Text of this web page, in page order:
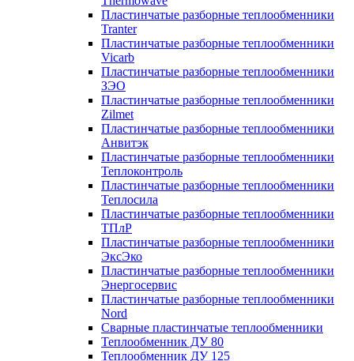
Пластинчатые разборные теплообменники
Tranter
Пластинчатые разборные теплообменники
Vicarb
Пластинчатые разборные теплообменники
ЗЭО
Пластинчатые разборные теплообменники
Zilmet
Пластинчатые разборные теплообменники
Анвитэк
Пластинчатые разборные теплообменники
Теплоконтроль
Пластинчатые разборные теплообменники
Теплосила
Пластинчатые разборные теплообменники
ТПлР
Пластинчатые разборные теплообменники
ЭксЭко
Пластинчатые разборные теплообменники
Энергосервис
Пластинчатые разборные теплообменники
Nord
Сварные пластинчатые теплообменники
Теплообменник ДУ 80
Теплообменник ДУ 125